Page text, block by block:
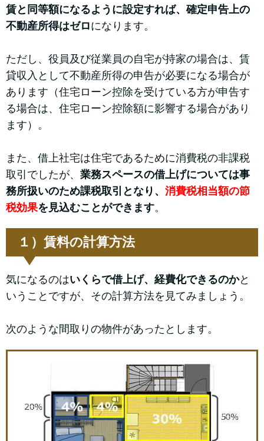
賃と同等額になるように設定すれば、確定申告上の
不動産所得はゼロになります。
ただし、役員及び従業員の自宅が持家の場合は、賃
貸収入として不動産所得の申告が必要になる場合が
あります（住宅ローン控除を受けている方が申告す
る場合は、住宅ローン控除額に影響する場合があり
ます）。
また、借上社宅は住宅であるために消費税の非課税
取引でしたが、 業務スペースの借上げについては事
務所扱いのため課税取引となり、 消費税相当額の節
税効果を見込むことができます。
１）賃料の計算方法
気になるのはいくらで借上げ、経費化できるのかと
いうことですが、その計算方法を見てみましょう。
次のような間取りの物件があったとします。